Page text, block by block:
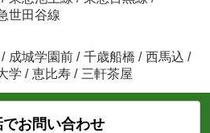
世田谷線
/ 成城学園前 / 千歳船橋 / 西馬込 /
学 / 恵比寿 / 三軒茶屋
でお問い合わせ